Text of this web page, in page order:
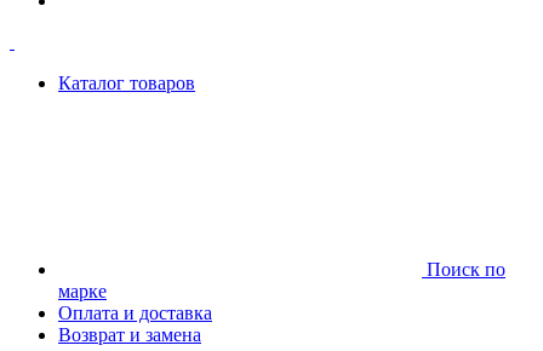
Каталог товаров
Поиск по
марке
Оплата и доставка
Возврат и замена